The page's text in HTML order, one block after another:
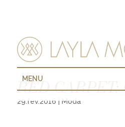
MENU
RED CARPET:
29.fev.2016 | Moda